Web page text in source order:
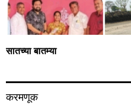
सातच्या बातम्या
करमणूक